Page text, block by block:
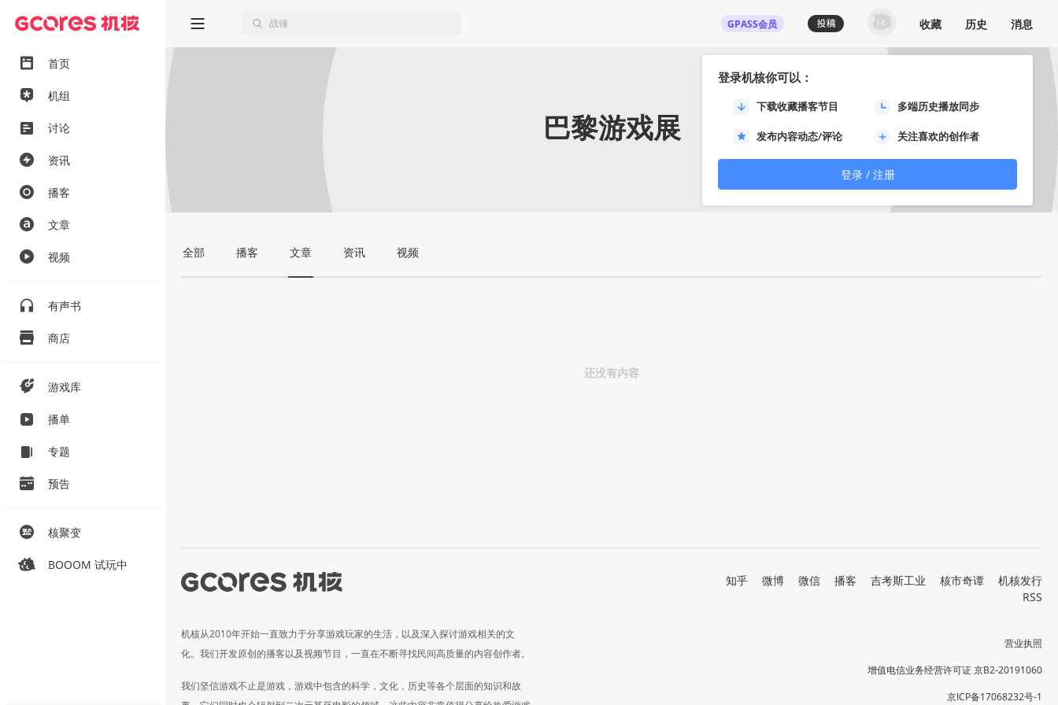
首页
机组
讨论
资讯
播客
文章
视频
有声书
商店
游戏库
播单
专题
预告
核聚变
BOOOM 试玩中
GPASS会员
登录机核你可以：
下载收藏播客节目 多端历史播放同步
发布内容动态/评论 关注喜欢的创作者
登录 / 注册
收藏 历史 消息
巴黎游戏展
全部 播客 文章 资讯 视频
还没有内容
机核从2010年开始一直致力于分享游戏玩家的生活，以及深入探讨游戏相关的文
化。我们开发原创的播客以及视频节目，一直在不断寻找民间高质量的内容创作者。
我们坚信游戏不止是游戏，游戏中包含的科学，文化，历史等各个层面的知识和故
知乎 微博 微信 播客 吉考斯工业 核市奇谭
机核发行
RSS
营业执照
增值电信业务经营许可证 京B2-20191060
京ICP备17068232号-1